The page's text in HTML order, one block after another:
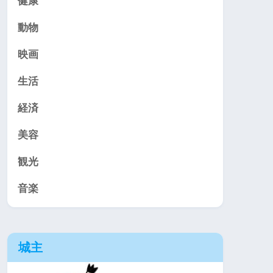
動物
映画
生活
経済
美容
観光
音楽
城主